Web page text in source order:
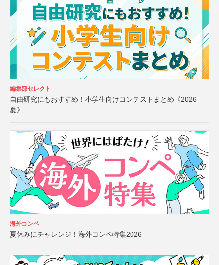
編集部セレクト
自由研究にもおすすめ！小学生向けコンテストまとめ《2026
夏》
海外コンペ
夏休みにチャレンジ！海外コンペ特集2026